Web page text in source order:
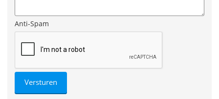
Anti-Spam